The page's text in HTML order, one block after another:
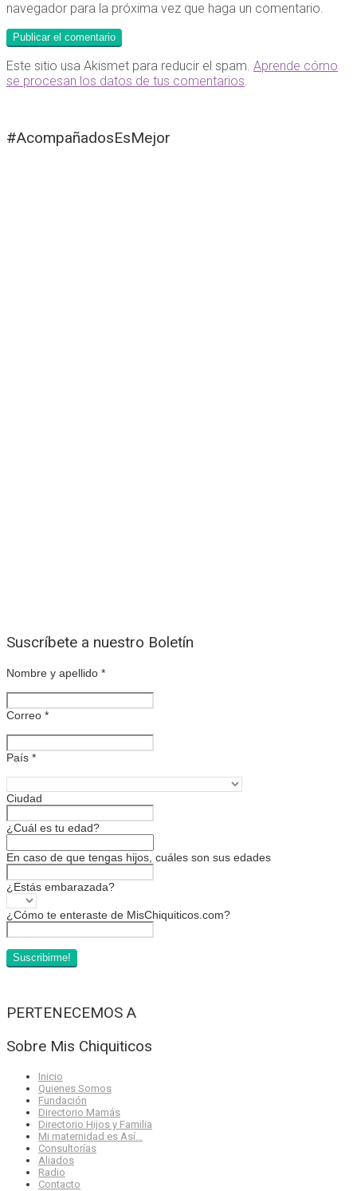
navegador para la próxima vez que haga un comentario.
Este sitio usa Akismet para reducir el spam. Aprende cómo
se procesan los datos de tus comentarios
#AcompañadosEsMejor
Suscríbete a nuestro Boletín
Nombre y apellido *
Correo *
País *
Ciudad
¿Cuál es tu edad?
En caso de que tengas hijos, cuáles son sus edades
¿Estás embarazada?
¿Cómo te enteraste de MisChiquiticos.com?
PERTENECEMOS A
Sobre Mis Chiquiticos
Inicio
Quienes Somos
Fundación
Directorio Mamás
Directorio Hijos y Familia
Mi maternidad es Así…
Consultorías
Aliados
Radio
Contacto